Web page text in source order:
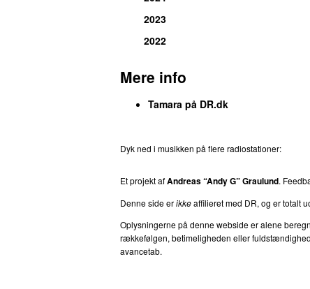
2023
2022
Mere info
Tamara på DR.dk
Dyk ned i musikken på flere radiostationer:
Et projekt afAndreas “Andy G” Graulund.
Denne side erikkeaffilieret med DR, og er totalt
Oplysningerne på denne webside er alene
rækkefølgen, betimeligheden eller
avancetab.